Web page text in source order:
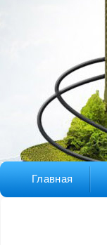
Главная